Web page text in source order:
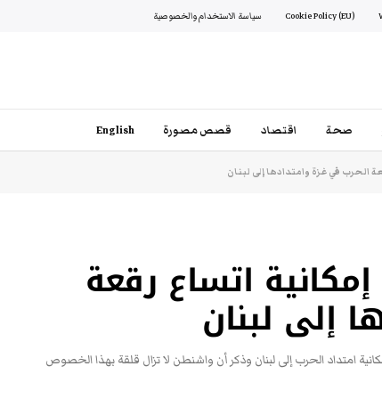
Cookie Policy (EU) سياسة الاستخدام والخصوصية
صحة اقتصاد قصص مصورة English
الحرب في غزة وامتدادها إلى لبنان
اتساع رقعة
إلى لبنان
امتداد الحرب إلى لبنان وذكر أن واشنطن لا تزال قلقة بهذا الخصوص